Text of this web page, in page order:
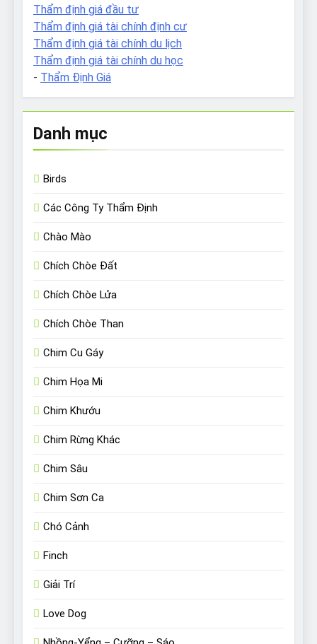
Thẩm định giá đầu tư
Thẩm định giá tài chính định cư
Thẩm định giá tài chính du lịch
Thẩm định giá tài chính du học
- Thẩm Định Giá
Danh mục
Birds
Các Công Ty Thẩm Định
Chào Mào
Chích Chòe Đất
Chích Chòe Lửa
Chích Chòe Than
Chim Cu Gáy
Chim Họa Mi
Chim Khướu
Chim Rừng Khác
Chim Sâu
Chim Sơn Ca
Chó Cảnh
Finch
Giải Trí
Love Dog